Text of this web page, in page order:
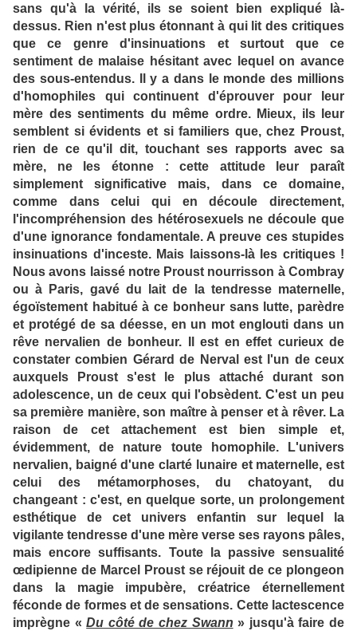
sans qu'à la vérité, ils se soient bien expliqué là-
dessus. Rien n'est plus étonnant à qui lit des critiques
que ce genre d'insinuations et surtout que ce
sentiment de malaise hésitant avec lequel on avance
des sous-entendus. Il y a dans le monde des millions
d'homophiles qui continuent d'éprouver pour leur
mère des sentiments du même ordre. Mieux, ils leur
semblent si évidents et si familiers que, chez Proust,
rien de ce qu'il dit, touchant ses rapports avec sa
mère, ne les étonne : cette attitude leur paraît
simplement significative mais, dans ce domaine,
comme dans celui qui en découle directement,
l'incompréhension des hétérosexuels ne découle que
d'une ignorance fondamentale. A preuve ces stupides
insinuations d'inceste. Mais laissons-là les critiques !
Nous avons laissé notre Proust nourrisson à Combray
ou à Paris, gavé du lait de la tendresse maternelle,
égoïstement habitué à ce bonheur sans lutte, parèdre
et protégé de sa déesse, en un mot englouti dans un
rêve nervalien de bonheur. Il est en effet curieux de
constater combien Gérard de Nerval est l'un de ceux
auxquels Proust s'est le plus attaché durant son
adolescence, un de ceux qui l'obsèdent. C'est un peu
sa première manière, son maître à penser et à rêver. La
raison de cet attachement est bien simple et,
évidemment, de nature toute homophile. L'univers
nervalien, baigné d'une clarté lunaire et maternelle, est
celui des métamorphoses, du chatoyant, du
changeant : c'est, en quelque sorte, un prolongement
esthétique de cet univers enfantin sur lequel la
vigilante tendresse d'une mère verse ses rayons pâles,
mais encore suffisants. Toute la passive sensualité
œdipienne de Marcel Proust se réjouit de ce plongeon
dans la magie impubère, créatrice éternellement
féconde de formes et de sensations. Cette lactescence
imprègne «Du côté de chez Swann » jusqu'à faire de